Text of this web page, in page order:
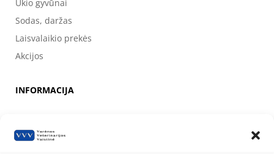
Ūkio gyvūnai
Sodas, daržas
Laisvalaikio prekės
Akcijos
INFORMACIJA
Kontaktai